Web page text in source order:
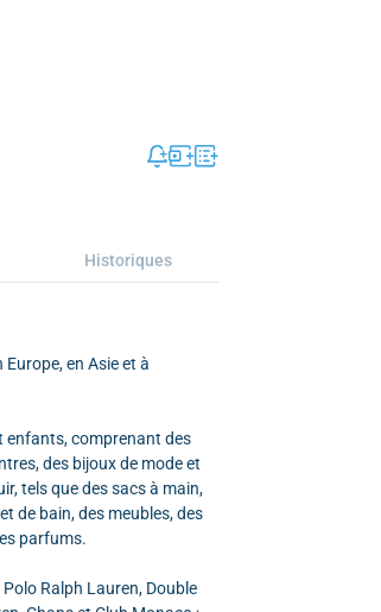
Historiques
en Asie et à
enfants, comprenant des
des bijoux de mode et
tels que des sacs à main,
de bain, des meubles, des
parfums.
Ralph Lauren, Double